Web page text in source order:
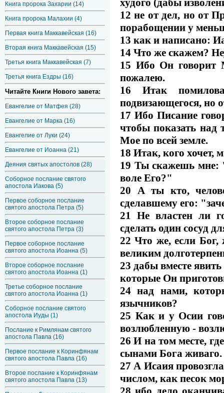
Книга пророка Захарии (14)
Книга пророка Малахии (4)
Первая книга Маккавейская (16)
Вторая книга Маккавейская (15)
Третья книга Маккавейская (7)
Третья книга Ездры (16)
Читайте Книги Нового завета:
Евангелие от Матфея (28)
Евангелие от Марка (16)
Евангелие от Луки (24)
Евангелие от Иоанна (21)
Деяния святых апостолов (28)
Соборное послание святого
апостола Иакова (5)
Первое соборное послание
святого апостола Петра (5)
Второе соборное послание
святого апостола Петра (3)
Первое соборное послание
святого апостола Иоанна (5)
Второе соборное послание
святого апостола Иоанна (1)
Третье соборное послание
святого апостола Иоанна (1)
Соборное послание святого
апостола Иуды (1)
Послание к Римлянам святого
апостола Павла (16)
Первое послание к Коринфянам
святого апостола Павла (16)
Второе послание к Коринфянам
святого апостола Павла (13)
худого (дабы
12 не от дел, но от
порабощении у
13 как и написано:
14 Что же скажем?
15 Ибо Он говорит
пожалею.
16 Итак
подвизающегося, но
17 Ибо Писание
чтобы показать
Мое по всей земле.
18 Итак, кого хочет,
19 Ты скажешь мне:
воле Его?"
20 А ты кто,
сделавшему его:
21 Не властен ли
сделать один сосуд
22 Что же, если Бог,
великим
23 дабы вместе
которые Он
24 над нами,
язычников?
25 Как и у Осии
возлюбленную -
26 И на том месте,
сынами Бога живаго.
27 А Исаия
числом, как песок